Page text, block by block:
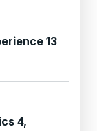
13
4,